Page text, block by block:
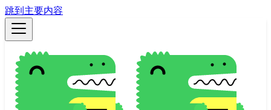
跳到主要内容